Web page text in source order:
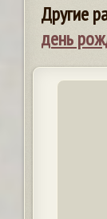
Другие
день